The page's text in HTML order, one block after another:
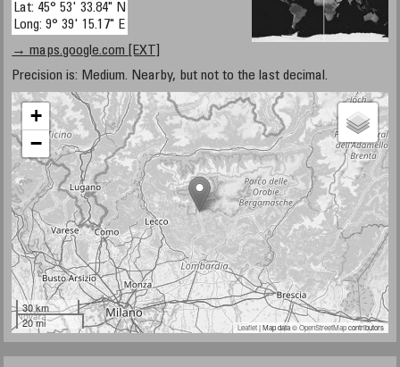
Lat: 45° 53' 33.84" N
Long: 9° 39' 15.17" E
→ maps.google.com [EXT]
Precision is: Medium. Nearby, but not to the last decimal.
+
−
30 km
20 mi
Leaflet| Map data ©OpenStreetMapcontributors